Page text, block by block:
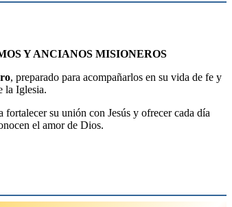
Y ANCIANOS MISIONEROS
, preparado para acompañarlos en su vida de fe y
la Iglesia.
su unión con Jesús y ofrecer cada día
el amor de Dios.